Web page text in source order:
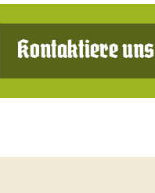
Kontaktiere uns